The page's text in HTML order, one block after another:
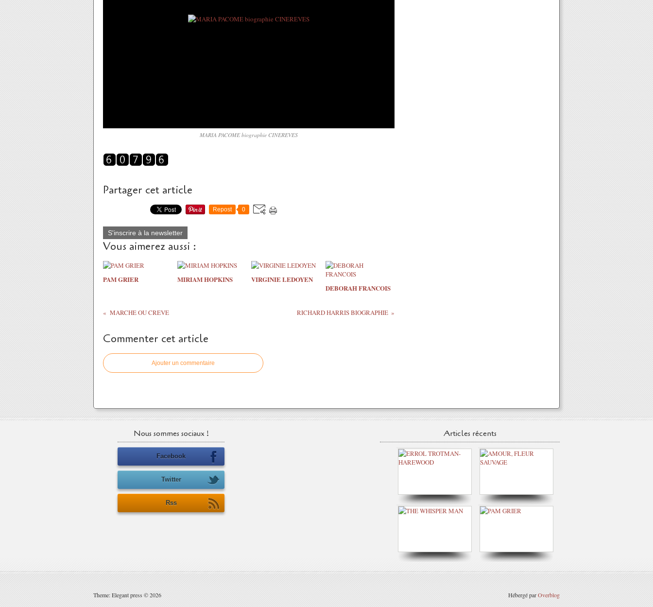
MARIA PACOME biographie CINEREVES
Partager cet article
Repost 0
S'inscrire à la newsletter
Vous aimerez aussi :
PAM GRIER MIRIAM HOPKINS
VIRGINIE LEDOYEN
DEBORAH FRANCOIS
MARCHE OU CREVE RICHARD HARRIS BIOGRAPHIE
Commenter cet article
Ajouter un commentaire
Nous sommes sociaux !
Facebook
Twitter
Rss
Articles récents
Theme: Elegant press © 2026 Hébergé parOverblog